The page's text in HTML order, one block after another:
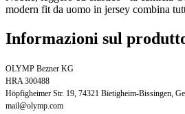
modern fit da uomo in jersey combina
Informazioni sul
OLYMP Bezner KG
HRA 300488
Höpfigheimer Str. 19, 74321 Bietigheim-Bissingen,
mail@olymp.com